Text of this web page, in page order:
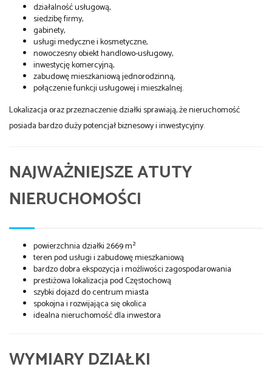
działalność usługową,
siedzibę firmy,
gabinety,
usługi medyczne i kosmetyczne,
nowoczesny obiekt handlowo-usługowy,
inwestycję komercyjną,
zabudowę mieszkaniową jednorodzinną,
połączenie funkcji usługowej i mieszkalnej.
Lokalizacja oraz przeznaczenie działki sprawiają, że nieruchomość
posiada bardzo duży potencjał biznesowy i inwestycyjny.
NAJWAŻNIEJSZE ATUTY
NIERUCHOMOŚCI
powierzchnia działki 2669 m²
teren pod usługi i zabudowę mieszkaniową
bardzo dobra ekspozycja i możliwości zagospodarowania
prestiżowa lokalizacja pod Częstochową
szybki dojazd do centrum miasta
spokojna i rozwijająca się okolica
idealna nieruchomość dla inwestora
WYMIARY DZIAŁKI